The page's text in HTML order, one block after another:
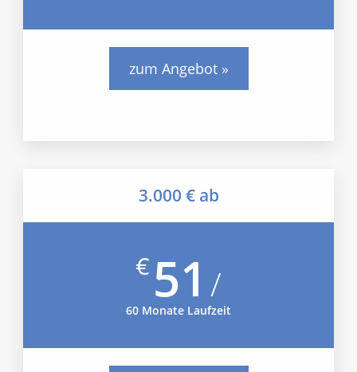
zum Angebot »
3.000 € ab
€51 /
60 Monate Laufzeit